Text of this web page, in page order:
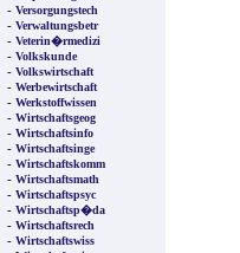
- Versorgungstech
- Verwaltungsbetr
- Veterin�rmedizi
- Volkskunde
- Volkswirtschaft
- Werbewirtschaft
- Werkstoffwissen
- Wirtschaftsgeog
- Wirtschaftsinfo
- Wirtschaftsinge
- Wirtschaftskomm
- Wirtschaftsmath
- Wirtschaftspsyc
- Wirtschaftsp�da
- Wirtschaftsrech
- Wirtschaftswiss